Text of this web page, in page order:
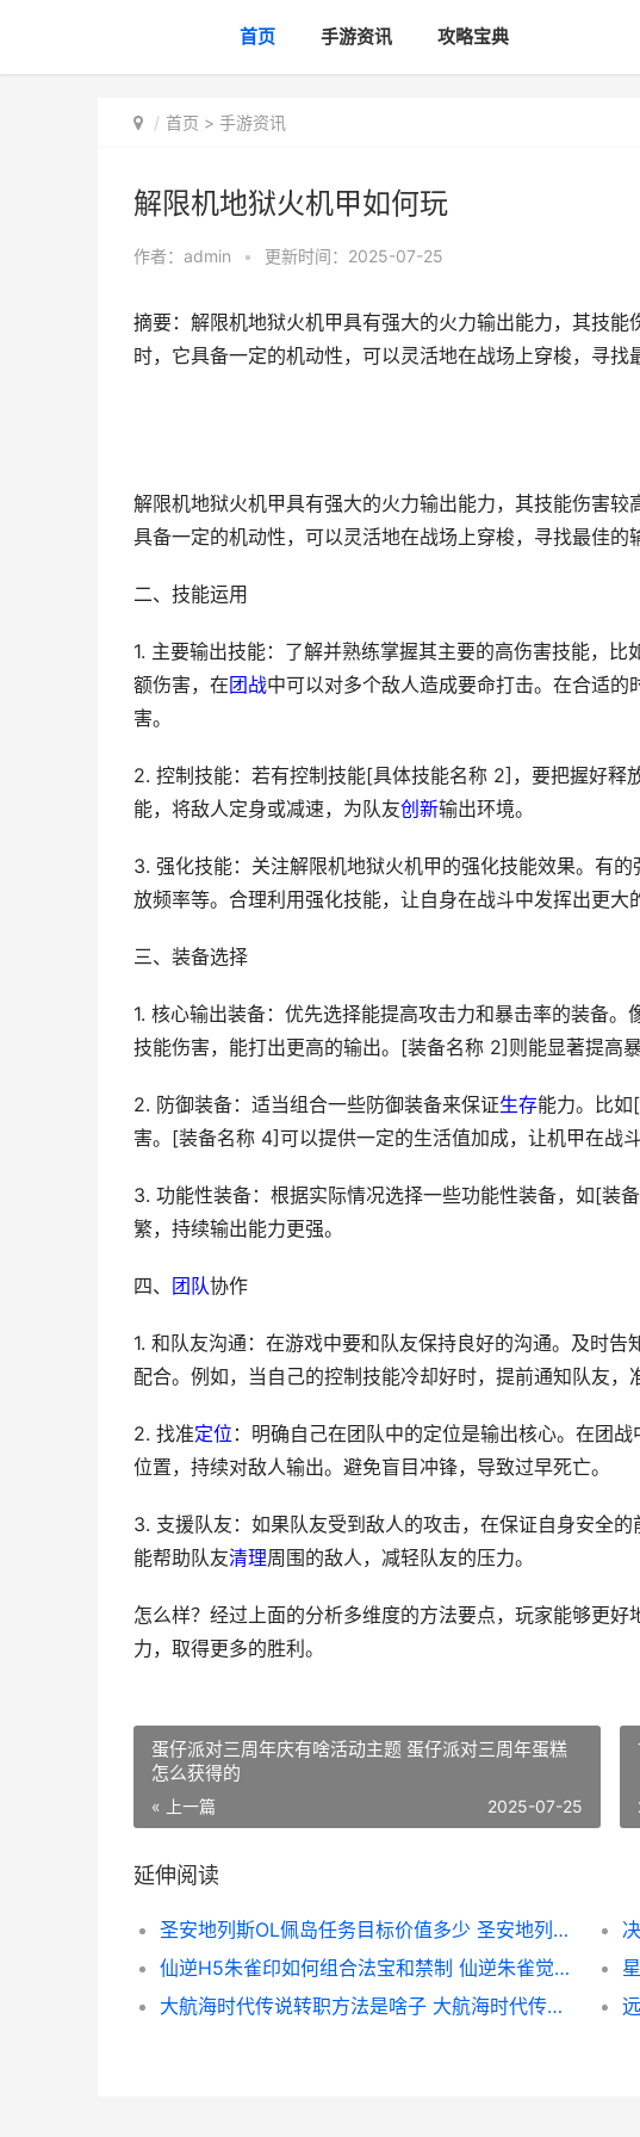
首页 手游资讯 攻略宝典
首页 > 手游资讯
解限机地狱火机甲如何玩
作者： admin • 更新时间：2025-07-25
摘要：解限机地狱火机甲具有强大的火力输出能力，其技
时，它具备一定的机动性，可以灵活地在战场上穿梭，寻
解限机地狱火机甲具有强大的火力输出能力，其技能伤害较
具备一定的机动性，可以灵活地在战场上穿梭，寻找最佳的
二、技能运用
1. 主要输出技能：了解并熟练掌握其主要的高伤害技能，
额伤害，在团战中可以对多个敌人造成要命打击。在合适
害。
2. 控制技能：若有控制技能[具体技能名称 2]，要把握好释
能，将敌人定身或减速，为队友创新输出环境。
3. 强化技能：关注解限机地狱火机甲的强化技能效果。有
放频率等。合理利用强化技能，让自身在战斗中发挥出更大
三、装备选择
1. 核心输出装备：优先选择能提高攻击力和暴击率的装备
技能伤害，能打出更高的输出。[装备名称 2]则能显著提高
2. 防御装备：适当组合一些防御装备来保证生存能力。比
害。[装备名称 4]可以提供一定的生活值加成，让机甲在战斗
3. 功能性装备：根据实际情况选择一些功能性装备，如[装
繁，持续输出能力更强。
四、 团队协作
1. 和队友沟通：在游戏中要和队友保持良好的沟通。及时
配合。例如，当自己的控制技能冷却好时，提前通知队友，
2. 找准定位 ：明确自己在团队中的定位是输出核心。在团
位置，持续对敌人输出。避免盲目冲锋，导致过早死亡。
3. 支援队友：如果队友受到敌人的攻击，在保证自身安全
能帮助队友清理周围的敌人，减轻队友的压力。
怎么样？经过上面的分析多维度的方法要点，玩家能够更
力，取得更多的胜利。
蛋仔派对三周年庆有啥活动主题 蛋仔派对三周年蛋糕
怎么获得的
« 上一篇 2025-07-25
延伸阅读
圣安地列斯OL佩岛任务目标价值多少 圣安地列斯lvpd
仙逆H5朱雀印如何组合法宝和禁制 仙逆朱雀觉醒几次
大航海时代传说转职方法是啥子 大航海时代传说地图